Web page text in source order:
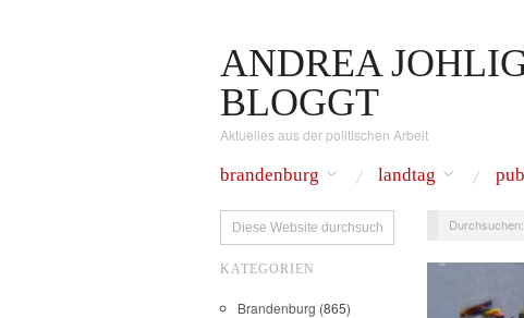
ANDREA
BLOGGT
Aktuelles aus der politischen Arbeit
brandenburg landtag
KATEGORIEN
Brandenburg (865)
Durchsuchen: